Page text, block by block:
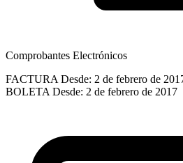
Comprobantes Electrónicos
FACTURA Desde: 2 de febrero de
BOLETA Desde: 2 de febrero de 2017